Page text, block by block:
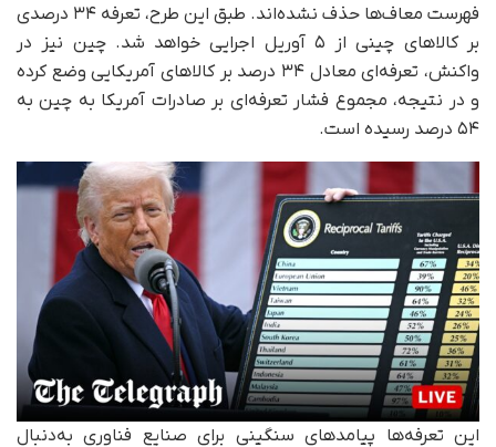
فهرست معاف‌ها حذف نشده‌اند. طبق این طرح، تعرفه ۳۴ درصدی
بر کالاهای چینی از ۵ آوریل اجرایی خواهد شد. چین نیز در
واکنش، تعرفه‌ای معادل ۳۴ درصد بر کالاهای آمریکایی وضع کرده
و در نتیجه، مجموع فشار تعرفه‌ای بر صادرات آمریکا به چین به
۵۴ درصد رسیده است.
این تعرفه‌ها پیامدهای سنگینی برای صنایع فناوری به‌دنبال